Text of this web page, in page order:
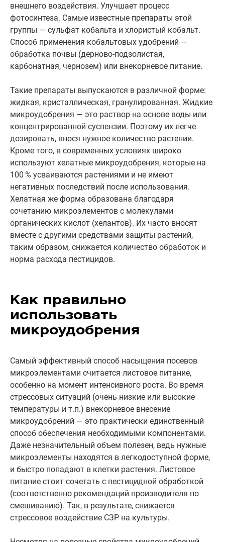
внешнего воздействия. Улучшает процесс
фотосинтеза. Самые известные препараты этой
группы — сульфат кобальта и хлористый кобальт.
Способ применения кобальтовых удобрений —
обработка почвы (дерново-подзолистая,
карбонатная, чернозем) или внекорневое питание.
Такие препараты выпускаются в различной форме:
жидкая, кристаллическая, гранулированная. Жидкие
микроудобрения — это раствор на основе воды или
концентрированной суспензии. Поэтому их легче
дозировать, внося нужное количество растении.
Кроме того, в современных условиях широко
используют хелатные микроудобрения, которые на
100 % усваиваются растениями и не имеют
негативных последствий после использования.
Хелатная же форма образована благодаря
сочетанию микроэлементов с молекулами
органических кислот (хелантов). Их часто вносят
вместе с другими средствами защиты растений,
таким образом, снижается количество обработок и
норма расхода пестицидов.
Как правильно
использовать
микроудобрения
Самый эффективный способ насыщения посевов
микроэлементами считается листовое питание,
особенно на момент интенсивного роста. Во время
стрессовых ситуаций (очень низкие или высокие
температуры и т.п.) внекорневое внесение
микроудобрений — это практически единственный
способ обеспечения необходимыми компонентами.
Даже незначительный объем полезен, ведь нужные
микроэлементы находятся в легкодоступной форме,
и быстро попадают в клетки растения. Листовое
питание стоит сочетать с пестицидной обработкой
(соответственно рекомендаций производителя по
смешиванию). Так, в результате, снижается
стрессовое воздействие СЗР на культуры.